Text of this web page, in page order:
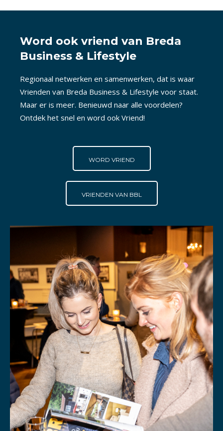
Word ook vriend van Breda
Business & Lifestyle
Regionaal netwerken en samenwerken, dat is waar
Vrienden van Breda Business & Lifestyle voor staat.
Maar er is meer. Benieuwd naar alle voordelen?
Ontdek het snel en word ook Vriend!
WORD VRIEND
VRIENDEN VAN BBL